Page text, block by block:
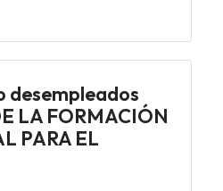
desempleados
LA FORMACIÓN
PARA EL